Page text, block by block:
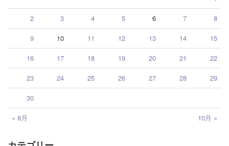
« 8月 10月 »
2 3 4 5 6 7 8
9 10 11 12 13 14 15
16 17 18 19 20 21 22
23 24 25 26 27 28 29
30